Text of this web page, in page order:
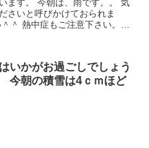
です。。 気
さいと呼びかけておられま
いかがお過ごしでしょう
朝の積雪は4ｃｍほど